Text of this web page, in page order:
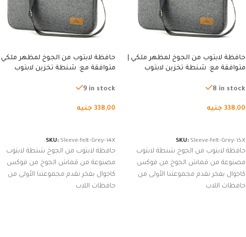
حافظة لابتوب من الجوخ لمظهر ملكي |
متوافقة مع: شنطة تخزين لابتوب
من الجوخ لجهاز نوت بوك والتابلت،
8 in stock
338,00 جنيه
SKU: Sleeve-felt-Grey-15X
حافظة لابتوب من الجوخ شنطة لابتوب
مصنوعة من قماش الجوخ من فوكس
كاجوال بفخر نقدم مجموعتنا الأولى من
حافظات اللاب
حافظة لابتوب من الجوخ لمظهر ملكي |
متوافقة مع: شنطة تخزين لابتوب
من الجوخ لجهاز نوت بوك والتابلت،
9 in stock
338,00 جنيه
SKU: Sleeve-felt-Grey-14X
حافظة لابتوب من الجوخ شنطة لابتوب
مصنوعة من قماش الجوخ من فوكس
كاجوال بفخر نقدم مجموعتنا الأولى من
حافظات اللاب